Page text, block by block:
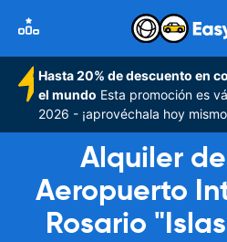
Hasta 20% de descuento en
el mundo Esta promoción es
2026 - ¡aprovéchala hoy
Alquiler
Aeropuerto
Rosario